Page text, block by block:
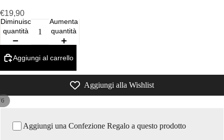
6
€19,90
Diminuisci
quantità
Aumenta
quantità
Aggiungi al carrello
Aggiungi alla Wishlist
Aggiungi una Confezione Regalo a questo prodotto